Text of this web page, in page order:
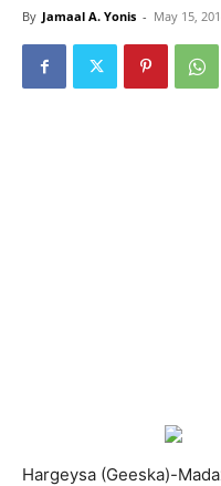
By Jamaal A. Yonis - May 15,
Hargeysa (Geeska)-